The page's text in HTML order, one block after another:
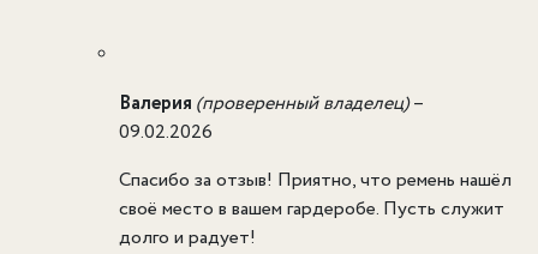
Валерия (проверенный владелец)–
09.02.2026
Спасибо за отзыв! Приятно, что ремень нашёл
своё место в вашем гардеробе. Пусть служит
долго и радует!